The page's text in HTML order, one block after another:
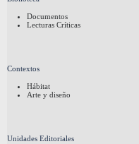
Documentos
Lecturas Críticas
Contextos
Hábitat
Arte y diseño
Unidades Editoriales